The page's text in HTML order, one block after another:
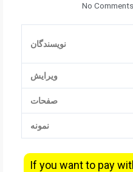
No Comments
نویسندگان
ویرایش
صفحات
نمونه
If you want to pay